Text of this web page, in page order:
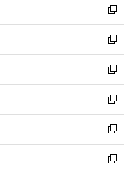
く
で
開
く
ド
ウ
で
開
く
ィ
ン
ド
ウ
で
開
く
い
ウ
ィ
ン
ド
ウ
で
開
く
新
し
い
ウ
ィ
ン
ド
ウ
で
開
く
新
し
い
ウ
ィ
ン
ド
ウ
で
開
新
し
い
ウ
ィ
ン
ド
ウ
新
し
い
ウ
ィ
ン
新
し
い
ウ
新
し